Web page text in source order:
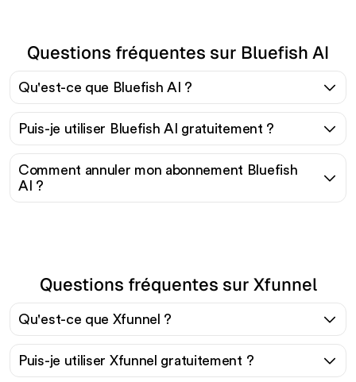
Questions fréquentes sur Bluefish AI
Qu'est-ce que Bluefish AI ?
Puis-je utiliser Bluefish AI gratuitement ?
Comment annuler mon abonnement Bluefish
AI ?
Questions fréquentes sur Xfunnel
Qu'est-ce que Xfunnel ?
Puis-je utiliser Xfunnel gratuitement ?